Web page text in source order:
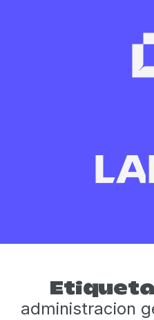
administracion